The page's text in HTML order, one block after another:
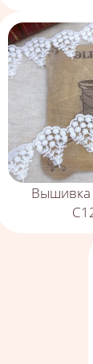
Вышивка